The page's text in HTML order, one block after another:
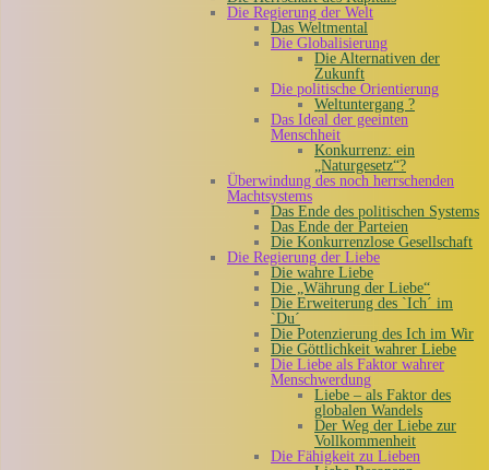
Die Regierung der Welt
Das Weltmental
Die Globalisierung
Die Alternativen der
Zukunft
Die politische Orientierung
Weltuntergang ?
Das Ideal der geeinten
Menschheit
Konkurrenz: ein
„Naturgesetz“?
Überwindung des noch herrschenden
Machtsystems
Das Ende des politischen Systems
Das Ende der Parteien
Die Konkurrenzlose Gesellschaft
Die Regierung der Liebe
Die wahre Liebe
Die „Währung der Liebe“
Die Erweiterung des `Ich´ im
`Du´
Die Potenzierung des Ich im Wir
Die Göttlichkeit wahrer Liebe
Die Liebe als Faktor wahrer
Menschwerdung
Liebe – als Faktor des
globalen Wandels
Der Weg der Liebe zur
Vollkommenheit
Die Fähigkeit zu Lieben